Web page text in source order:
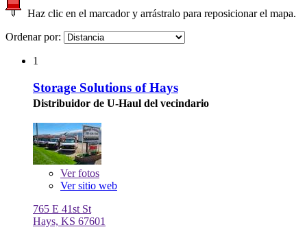
Haz clic en el marcador y arrástralo para reposicionar el mapa.
Ordenar por:
1
Storage Solutions of Hays
Distribuidor de U-Haul del vecindario
Verfotos
Ver sitio web
765 E 41st St
Hays, KS 67601